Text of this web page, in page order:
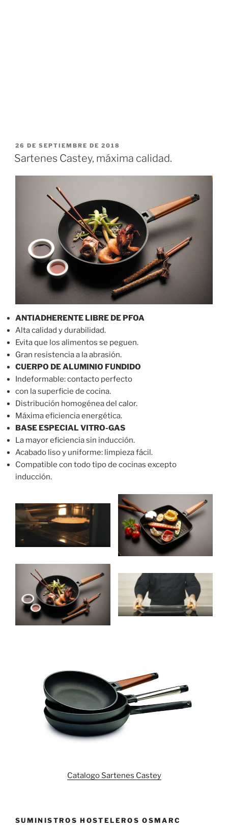
PUBLICADO
EL
26 DE SEPTIEMBRE DE 2018
Sartenes Castey, máxima calidad.
ANTIADHERENTE LIBRE DE PFOA
Alta calidad y durabilidad.
Evita que los alimentos se peguen.
Gran resistencia a la abrasión.
CUERPO DE ALUMINIO FUNDIDO
Indeformable: contacto perfecto
con la superficie de cocina.
Distribución homogénea del calor.
Máxima eficiencia energética.
BASE ESPECIAL VITRO-GAS
La mayor eficiencia sin inducción.
Acabado liso y uniforme: limpieza fácil.
Compatible con todo tipo de cocinas excepto
inducción.
Catalogo Sartenes Castey
SUMINISTROS HOSTELEROS OSMARC